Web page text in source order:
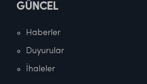
GÜNCEL
Haberler
Duyurular
İhaleler